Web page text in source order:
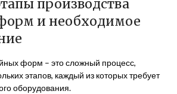
производства
и необходимое
форм – это сложный процесс,
этапов, каждый из которых требует
оборудования.